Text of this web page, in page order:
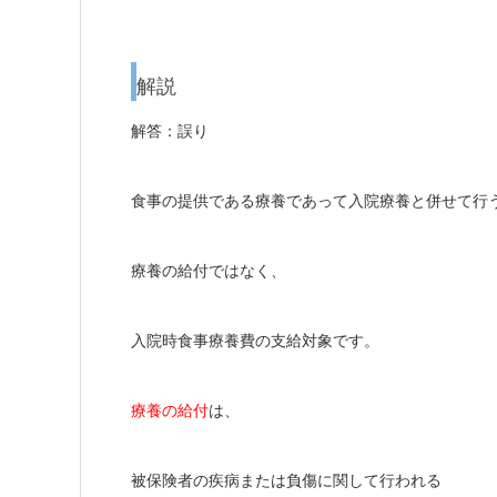
解説
解答：誤り
食事の提供である療養であって入院療養と併せて行
療養の給付ではなく、
入院時食事療養費の支給対象です。
療養の給付は、
被保険者の疾病または負傷に関して行われる